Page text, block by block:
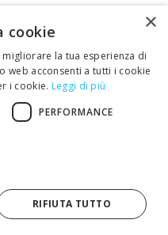
AMP CPC Serie1 Size 13 - 9
CPC Serie1 Size 23 - 24
AMP CPC Serie 1 Size 23 - 37
maschi volanti
size 16
size 21
×
cookie
la tua esperienza di
web acconsenti a tutti i cookie
i cookie. Leggi di più
PERFORMANCE
RIFIUTA TUTTO